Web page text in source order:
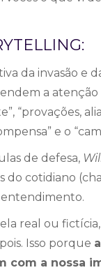
da invasão e
a
“provações,
e o
de defesa,
do cotidiano
entendimento.
real ou
Isso porque
com a nossa